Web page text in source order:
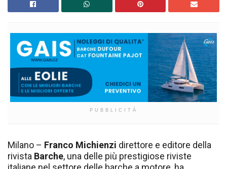
PUBBLICITÀ
Milano – Franco Michienzi direttore e editore della
rivista Barche, una delle più prestigiose riviste